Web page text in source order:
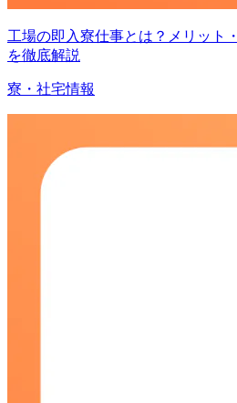
工場の即入寮仕事とは？メリット
を徹底解説
寮・社宅情報